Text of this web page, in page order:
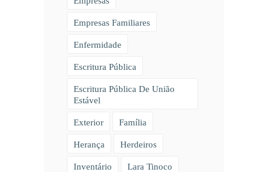
Empresas Familiares
Enfermidade
Escritura Pública
Escritura Pública De União
Estável
Exterior Família
Herança Herdeiros
Inventário Lara Tinoco